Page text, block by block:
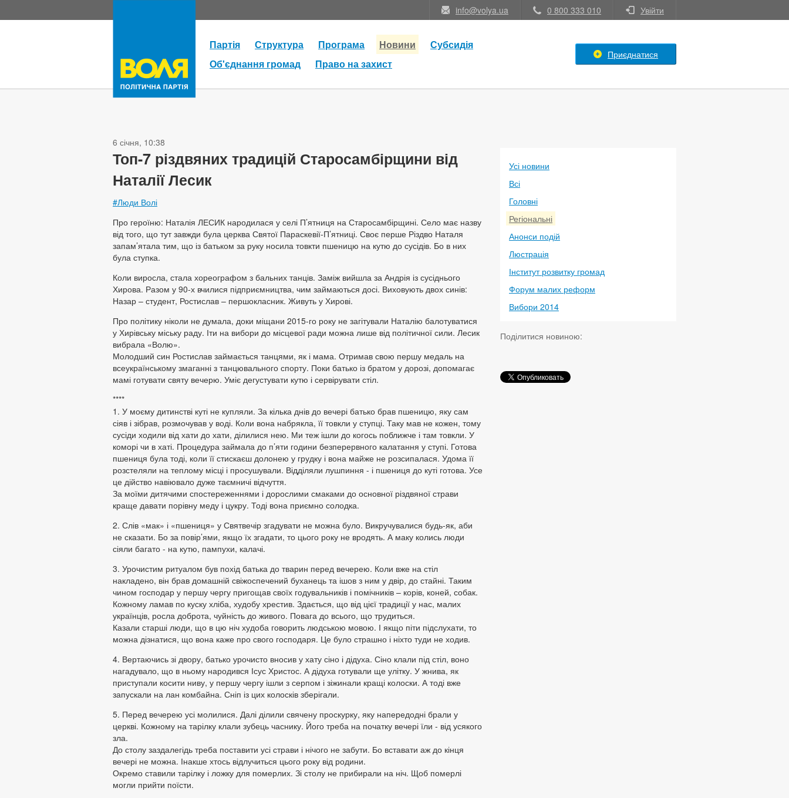
info@volya.ua 0 800 333 010 Увійти
Партія Структура Програма Новини
Субсидія
Об'єднання громад
Право на захист
Приєднатися
6 січня, 10:38
Топ-7 різдвяних традицій Старосамбірщини від
Наталії Лесик
#Люди Волі
Про героїню: Наталія ЛЕСИК народилася у селі П’ятниця на Старосамбірщині. Село має назву
від того, що тут завжди була церква Святої Параскевії-П’ятниці. Своє перше Різдво Наталя
запам’ятала тим, що із батьком за руку носила товкти пшеницю на кутю до сусідів. Бо в них
була ступка.
Коли виросла, стала хореографом з бальних танців. Заміж вийшла за Андрія із сусіднього
Хирова. Разом у 90-х вчилися підприємництва, чим займаються досі. Виховують двох синів:
Назар – студент, Ростислав – першокласник. Живуть у Хирові.
Про політику ніколи не думала, доки міщани 2015-го року не загітували Наталію балотуватися
у Хирівську міську раду. Іти на вибори до місцевої ради можна лише від політичної сили. Лесик
вибрала «Волю».
Молодший син Ростислав займається танцями, як і мама. Отримав свою першу медаль на
всеукраїнському змаганні з танцювального спорту. Поки батько із братом у дорозі, допомагає
мамі готувати святу вечерю. Уміє дегустувати кутю і сервірувати стіл.
****
1. У моєму дитинстві куті не купляли. За кілька днів до вечері батько брав пшеницю, яку сам
сіяв і зібрав, розмочував у воді. Коли вона набрякла, її товкли у ступці. Таку мав не кожен, тому
сусіди ходили від хати до хати, ділилися нею. Ми теж ішли до когось поближче і там товкли. У
коморі чи в хаті. Процедура займала до п’яти години безперервного калатання у ступі. Готова
пшениця була тоді, коли її стискаєш долонею у грудку і вона майже не розсипалася. Удома її
розстеляли на теплому місці і просушували. Відділяли лушпиння - і пшениця до куті готова. Усе
це дійство навіювало дуже таємничі відчуття.
За моїми дитячими спостереженнями і дорослими смаками до основної різдвяної страви
краще давати порівну меду і цукру. Тоді вона приємно солодка.
2. Слів «мак» і «пшениця» у Святвечір згадувати не можна було. Викручувалися будь-як, аби
не сказати. Бо за повір’ями, якщо їх згадати, то цього року не вродять. А маку колись люди
сіяли багато - на кутю, пампухи, калачі.
3. Урочистим ритуалом був похід батька до тварин перед вечерею. Коли вже на стіл
накладено, він брав домашній свіжоспечений буханець та ішов з ним у двір, до стайні. Таким
чином господар у першу чергу пригощав своїх годувальників і помічників – корів, коней, собак.
Кожному ламав по куску хліба, худобу хрестив. Здається, що від цієї традиції у нас, малих
українців, росла доброта, чуйність до живого. Повага до всього, що трудиться.
Казали старші люди, що в цю ніч худоба говорить людською мовою. І якщо піти підслухати, то
можна дізнатися, що вона каже про свого господаря. Це було страшно і ніхто туди не ходив.
4. Вертаючись зі двору, батько урочисто вносив у хату сіно і дідуха. Сіно клали під стіл, воно
нагадувало, що в ньому народився Ісус Христос. А дідуха готували ще улітку. У жнива, як
приступали косити ниву, у першу чергу ішли з серпом і зіжинали кращі колоски. А тоді вже
запускали на лан комбайна. Сніп із цих колосків зберігали.
5. Перед вечерею усі молилися. Далі ділили свячену проскурку, яку напередодні брали у
церкві. Кожному на тарілку клали зубець часнику. Його треба на початку вечері їли - від усякого
зла.
До столу заздалегідь треба поставити усі страви і нічого не забути. Бо вставати аж до кінця
вечері не можна. Інакше хтось відлучиться цього року від родини.
Окремо ставили тарілку і ложку для померлих. Зі столу не прибирали на ніч. Щоб померлі
могли прийти поїсти.
Усі новини
Всі
Головні
Регіональні
Анонси подій
Люстрація
Інститут розвитку громад
Форум малих реформ
Вибори 2014
Поділитися новиною: